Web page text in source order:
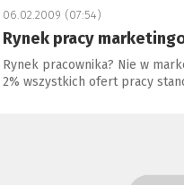
06.02.2009 (07:54)
Rynek pracy
Rynek pracownika? Nie w
2% wszystkich ofert pracy